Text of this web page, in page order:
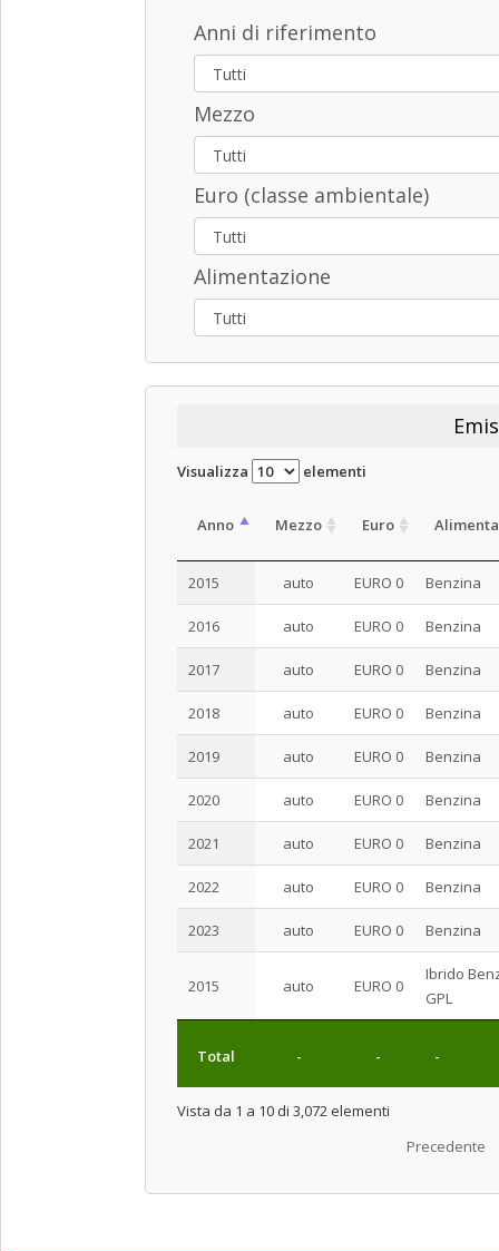
Anni di riferimento
Mezzo
Euro (classe ambientale)
Alimentazione
Visualizza elementi
Anno Mezzo Euro
Total - - -
2015 auto EURO 0 Benzina
2016 auto EURO 0 Benzina
2017 auto EURO 0 Benzina
2018 auto EURO 0 Benzina
2019 auto EURO 0 Benzina
2020 auto EURO 0 Benzina
2021 auto EURO 0 Benzina
2022 auto EURO 0 Benzina
2023 auto EURO 0 Benzina
2015 auto EURO 0
Ibrido
GPL
Vista da 1 a 10 di 3,072 elementi
Precedente